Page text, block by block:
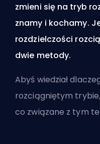
zmieni się na tryb
znamy i kochamy.
rozdzielczości
dwie metody.
Abyś wiedział
rozciągniętym
co związane z tym